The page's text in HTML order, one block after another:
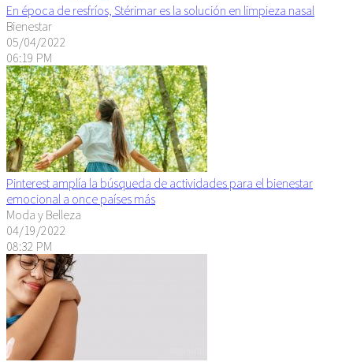
En época de resfríos, Stérimar es la solución en limpieza nasal
Bienestar
05/04/2022
06:19 PM
Pinterest amplía la búsqueda de actividades para el bienestar
emocional a once países más
Moda y Belleza
04/19/2022
08:32 PM